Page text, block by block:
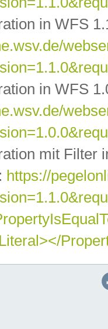
in WFS
in WFS
mit Filter
https://